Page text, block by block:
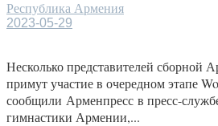
Республика Армения
2023-05-29
Несколько представителей сборной
примут участие в очередном этапе
сообщили Арменпресс в пресс-
гимнастики Армении,...